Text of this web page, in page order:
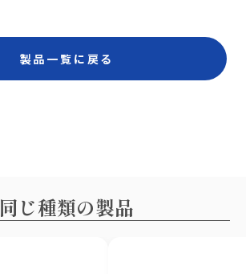
製品一覧に戻る
同じ種類の製品